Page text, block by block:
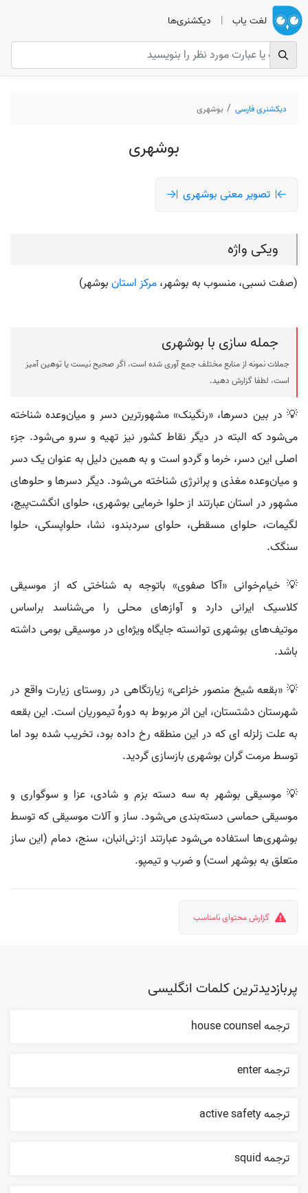
لغت یاب | دیکشنری‌ها
دیکشنری فارسی بوشهری
بوشهری
تصویر معنی بوشهری
ویکی واژه
(صفت نسبی، منسوب به بوشهر،مرکز استانبوشهر)
جمله سازی با بوشهری
جملات نمونه از منابع مختلف جمع آوری شده است، اگر صحیح نیست یا توهین آمیز
است، لطفا گزارش دهید.
💡 در بین دسرها، «رنگینک» مشهورترین دسر و میان‌وعده شناخته
می‌شود که البته در دیگر نقاط کشور نیز تهیه و سرو می‌شود. جزء
اصلی این دسر، خرما و گردو است و به همین دلیل به عنوان یک دسر
و میان‌وعده مغذی و پرانرژی شناخته می‌شود. دیگر دسرها و حلوهای
مشهور در استان عبارتند از حلوا خرمایی بوشهری، حلوای انگشت‌پیچ،
لگیمات، حلوای مسقطی، حلوای سردبندو، نشا، حلواپسکی، حلوا
سنگک.
💡 خیام‌خوانی «آکا صفوی» باتوجه به شناختی که از موسیقی
کلاسیک ایرانی دارد و آوازهای محلی را می‌شناسد براساس
موتیف‌های بوشهری توانسته جایگاه ویژه‌ای در موسیقی بومی داشته
باشد.
💡 «بقعه شیخ منصور خزاعی» زیارتگاهی در روستای زیارت واقع در
شهرستان دشتستان، این اثر مربوط به دورهٔ تیموریان است. این بقعه
به علت زلزله ای که در این منطقه رخ داده بود، تخریب شده بود اما
توسط مرمت گران بوشهری بازسازی گردید.
💡 موسیقی بوشهر به سه دسته بزم و شادی، عزا و سوگواری و
موسیقی حماسی دسته‌بندی می‌شود. ساز و آلات موسیقی که توسط
بوشهری‌ها استفاده می‌شود عبارتند از:نی‌انبان، سنج، دمام (این ساز
متعلق به بوشهر است) و ضرب و تیمپو.
گزارش محتوای نامناسب
پربازدیدترین کلمات انگلیسی
ترجمه house counsel
ترجمه enter
ترجمه active safety
ترجمه squid